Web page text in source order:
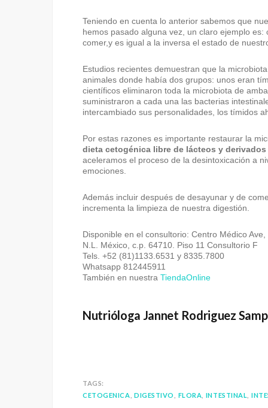
Teniendo en cuenta lo anterior sabemos que
hemos pasado alguna vez, un claro ejemplo
comer,y es igual a la inversa el estado de
Estudios recientes demuestran que la
animales donde había dos grupos: unos eran
científicos eliminaron toda la microbiota de
suministraron a cada una las bacterias
intercambiado sus personalidades, los tímidos
Por estas razones es importante restaurar la
dieta cetogénica libre de lácteos y derivados
aceleramos el proceso de la desintoxicación a
emociones.
Además incluir después de desayunar y de
incrementa la limpieza de nuestra digestión.
Disponible en el consultorio: Centro Médico
N.L. México, c.p. 64710. Piso 11 Consultorio F
Tels. +52 (81)1133.6531 y 8335.7800
Whatsapp 812445911
También en nuestra TiendaOnline
Nutrióloga Jannet Rodriguez
TAGS:
CETOGENICA DIGESTIVO FLORA INTESTINAL